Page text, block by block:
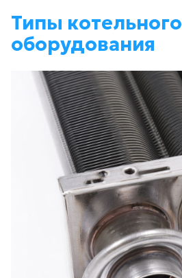
Типы котельного
оборудования